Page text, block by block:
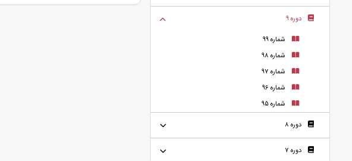
دوره 9
شماره 99
شماره 98
شماره 97
شماره 96
شماره 95
دوره 8
دوره 7